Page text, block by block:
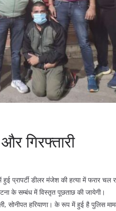
गिरफ्तारी
प्रापर्टी डीलर मंजेश की हत्या में फरार चल
के सम्बंध में विस्तृत पूछताछ की जायेगी।
सोनीपत हरियाणा। के रूप में हुई है पुलिस